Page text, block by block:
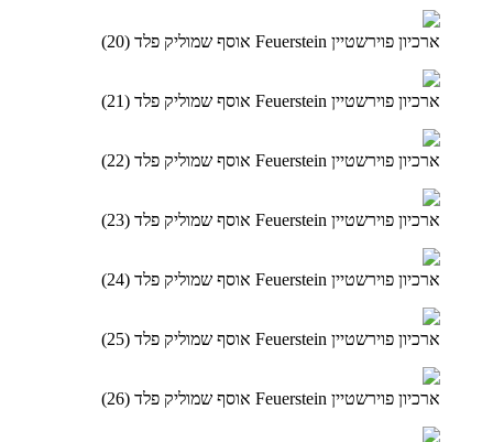
ארכיון פוירשטיין Feuerstein אוסף שמוליק פלד (20)
ארכיון פוירשטיין Feuerstein אוסף שמוליק פלד (21)
ארכיון פוירשטיין Feuerstein אוסף שמוליק פלד (22)
ארכיון פוירשטיין Feuerstein אוסף שמוליק פלד (23)
ארכיון פוירשטיין Feuerstein אוסף שמוליק פלד (24)
ארכיון פוירשטיין Feuerstein אוסף שמוליק פלד (25)
ארכיון פוירשטיין Feuerstein אוסף שמוליק פלד (26)